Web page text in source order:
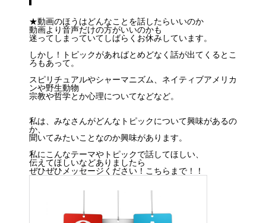
★動画のほうはどんなことを話したらいいのか
動画より音声だけの方がいいのかも
迷ってしまっていてしばらくお休みしています。
しかし！トピックがあればとめどなく話が出てくるとこ
ろもあって。
スピリチュアルやシャーマニズム、ネイティブアメリカ
ンや野生動物
宗教や哲学とか心理についてなどなど。
私は、みなさんがどんなトピックについて興味があるの
か、
聞いてみたいことなのか興味があります。
私にこんなテーマやトピックで話してほしい、
伝えてほしいなどありましたら
ぜひぜひメッセージください！こちらまで！！